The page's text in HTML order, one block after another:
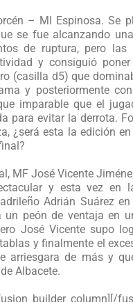
– MI Espinosa. Se
se fue alcanzando
de ruptura, pero las
y consiguió
(casilla d5) que
y posteriormente
imparable que el
para evitar la derrota.
¿será esta la edición
MF José Vicente
y esta vez en
Adrián Suárez
un peón de ventaja en
José Vicente supo
y finalmente el
arriesgara de más y
Albacete.